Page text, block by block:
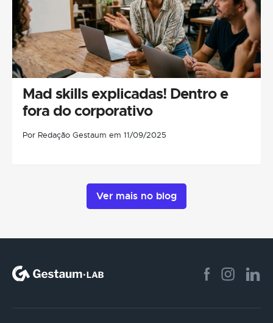
Mad skills explicadas! Dentro e
fora do corporativo
Por Redação Gestaum em 11/09/2025
Ver mais no blog